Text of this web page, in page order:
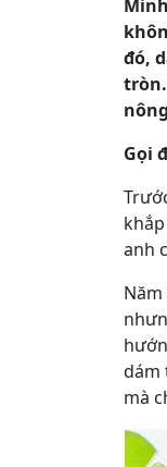
đó,
Gọi
anh
dám
mà